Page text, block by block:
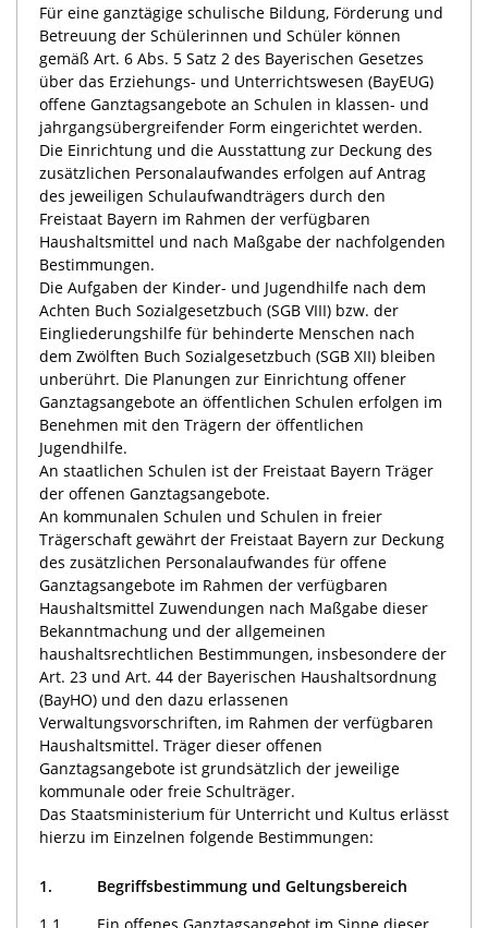
Für eine ganztägige schulische Bildung, Förderung und
Betreuung der Schülerinnen und Schüler können
gemäß Art. 6 Abs. 5 Satz 2 des Bayerischen Gesetzes
über das Erziehungs- und Unterrichtswesen (BayEUG)
offene Ganztagsangebote an Schulen in klassen- und
jahrgangsübergreifender Form eingerichtet werden.
Die Einrichtung und die Ausstattung zur Deckung des
zusätzlichen Personalaufwandes erfolgen auf Antrag
des jeweiligen Schulaufwandträgers durch den
Freistaat Bayern im Rahmen der verfügbaren
Haushaltsmittel und nach Maßgabe der nachfolgenden
Bestimmungen.
Die Aufgaben der Kinder- und Jugendhilfe nach dem
Achten Buch Sozialgesetzbuch (SGB VIII) bzw. der
Eingliederungshilfe für behinderte Menschen nach
dem Zwölften Buch Sozialgesetzbuch (SGB XII) bleiben
unberührt. Die Planungen zur Einrichtung offener
Ganztagsangebote an öffentlichen Schulen erfolgen im
Benehmen mit den Trägern der öffentlichen
Jugendhilfe.
An staatlichen Schulen ist der Freistaat Bayern Träger
der offenen Ganztagsangebote.
An kommunalen Schulen und Schulen in freier
Trägerschaft gewährt der Freistaat Bayern zur Deckung
des zusätzlichen Personalaufwandes für offene
Ganztagsangebote im Rahmen der verfügbaren
Haushaltsmittel Zuwendungen nach Maßgabe dieser
Bekanntmachung und der allgemeinen
haushaltsrechtlichen Bestimmungen, insbesondere der
Art. 23 und Art. 44 der Bayerischen Haushaltsordnung
(BayHO) und den dazu erlassenen
Verwaltungsvorschriften, im Rahmen der verfügbaren
Haushaltsmittel. Träger dieser offenen
Ganztagsangebote ist grundsätzlich der jeweilige
kommunale oder freie Schulträger.
Das Staatsministerium für Unterricht und Kultus erlässt
hierzu im Einzelnen folgende Bestimmungen:
1.
Begriffsbestimmung und Geltungsbereich